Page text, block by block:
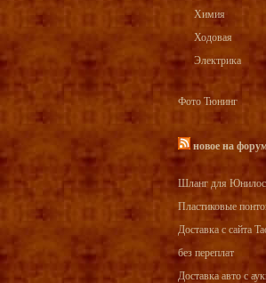
Химия
Ходовая
Электрика
Фото Тюнинг
новое на
Шланг для
Пластиковые
Доставка с сайта
без переплат
Доставка авто с